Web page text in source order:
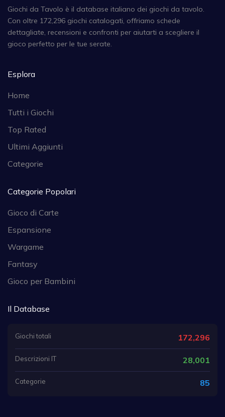
Giochi da Tavolo è il database italiano dei giochi da tavolo.
Con oltre 172,296 giochi catalogati, offriamo schede
dettagliate, recensioni e confronti per aiutarti a scegliere il
gioco perfetto per le tue serate.
Esplora
Home
Tutti i Giochi
Top Rated
Ultimi Aggiunti
Categorie
Categorie Popolari
Gioco di Carte
Espansione
Wargame
Fantasy
Gioco per Bambini
Il Database
Giochi totali 172,296
Descrizioni IT 28,001
Categorie 85